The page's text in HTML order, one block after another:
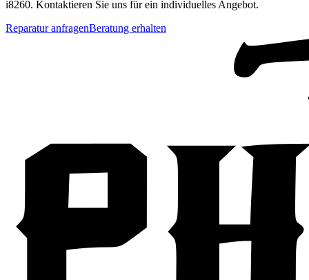
i8260. Kontaktieren Sie uns für ein individuelles Angebot.
Reparatur anfragenBeratung erhalten